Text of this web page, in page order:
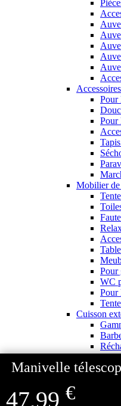
Manivelle
47,99 €
Pour
Pour
Mobilier
Pour
WC
Pour
Cuisson
Chaud - froid gaz
Cuisson